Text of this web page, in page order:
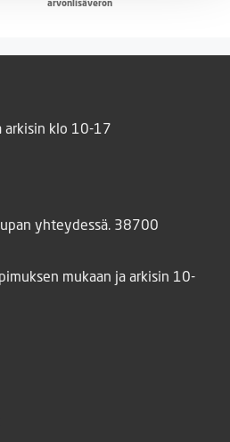
arvonlisäveron
arkisin klo 10-17
yhteydessä. 38700
mukaan ja arkisin 10-